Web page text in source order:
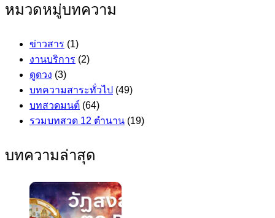
หมวดหมู่บทความ
ข่าวสาร (1)
งานบริการ (2)
ดูดวง (3)
บทความสาระทั่วไป (49)
บทสวดมนต์ (64)
รวมบทสวด 12 ตำนาน (19)
บทความล่าสุด